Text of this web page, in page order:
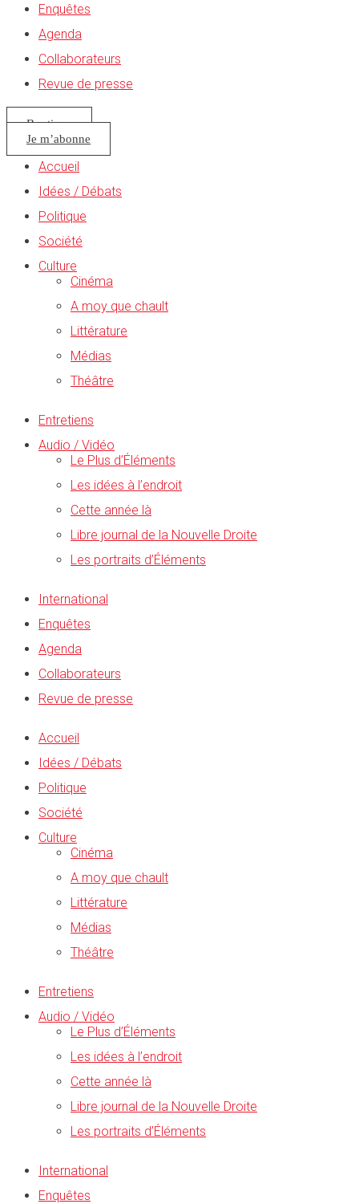
Enquêtes
Agenda
Collaborateurs
Revue de presse
Boutique
Je m’abonne
Accueil
Idées / Débats
Politique
Société
Culture
Cinéma
A moy que chault
Littérature
Médias
Théâtre
Entretiens
Audio / Vidéo
Le Plus d’Éléments
Les idées à l’endroit
Cette année là
Libre journal de la Nouvelle Droite
Les portraits d’Éléments
International
Enquêtes
Agenda
Collaborateurs
Revue de presse
Accueil
Idées / Débats
Politique
Société
Culture
Cinéma
A moy que chault
Littérature
Médias
Théâtre
Entretiens
Audio / Vidéo
Le Plus d’Éléments
Les idées à l’endroit
Cette année là
Libre journal de la Nouvelle Droite
Les portraits d’Éléments
International
Enquêtes